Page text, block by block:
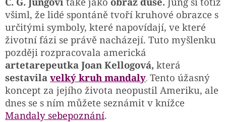
všiml, že lidé spontáně tvoří kruhové obrazce s
určitými symboly, které napovídají, ve které
životní fázi se právě nacházejí. Tuto myšlenku
později rozpracovala americká
artetarepeutka Joan Kellogová, která
sestavila velký kruh mandaly. Tento úžasný
koncept za jejího života neopustil Ameriku, ale
dnes se s ním můžete seznámit v knížce
Mandaly sebepoznání.